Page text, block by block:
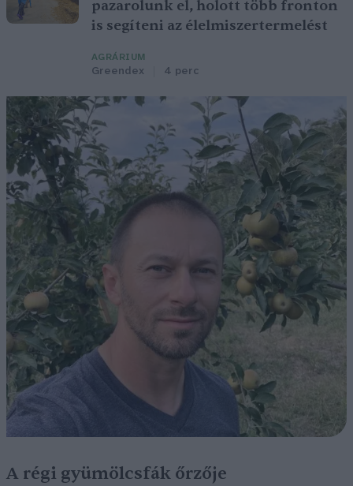
pazarolunk el, holott több fronton
is segíteni az élelmiszertermelést
AGRÁRIUM
Greendex 4 perc
A régi gyümölcsfák őrzője